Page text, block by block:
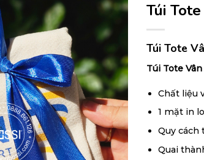
Túi
Túi Tote
Túi Tote
Chất liệu
1 mặt in
Quy cách
Quai